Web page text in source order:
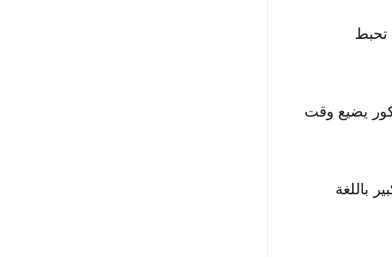
تحبط
المانتيكور يضيع وقت
باللغة